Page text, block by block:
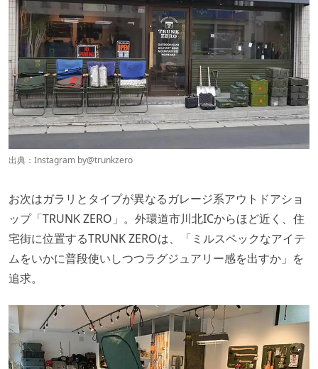
出典：Instagram by@trunkzero
お次はガラリとタイプが異なるガレージ系アウトドアショ
ップ「TRUNK ZERO」。外環道市川北ICからほど近く、住
宅街に位置するTRUNK ZEROは、「ミルスペックなアイテ
ムをいかに普段使いしつつラグジュアリー感を出すか」を
追求。